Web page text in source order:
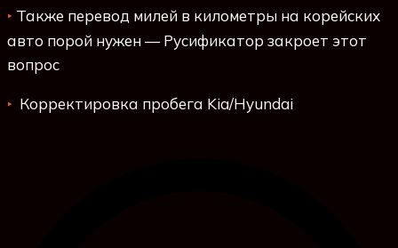
‣ Также перевод милей в километры на корейских
авто порой нужен — Русификатор закроет этот
вопрос
‣ Корректировка пробега Kia/Hyundai